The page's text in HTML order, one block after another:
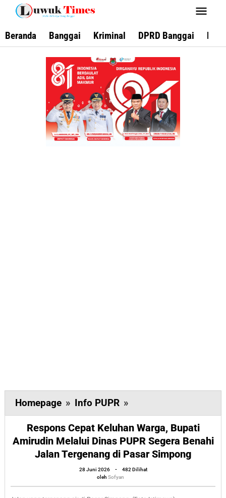
Lewati
konten
Beranda Banggai Kriminal DPRD Banggai
Homepage » Info PUPR »
Cepat
Keluhan
Warga,
Bupati
Amirudin
Melalui
Respons Cepat Keluhan Warga, Bupati
Amirudin Melalui Dinas PUPR Segera Benahi
Jalan Tergenang di Pasar Simpong
28 Juni 2026
oleh
Sofyan
-
482 Dilihat
oleh Sofyan